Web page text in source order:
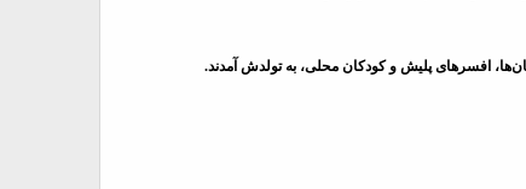
افسرهای پلیش و کودکان محلی، به تولدش آمدند.